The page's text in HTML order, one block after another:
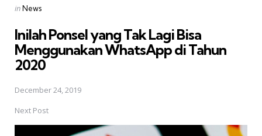
Posted
inNews
Inilah Ponsel yang Tak Lagi Bisa
Menggunakan WhatsApp di Tahun
2020
December 24, 2019
Next Post